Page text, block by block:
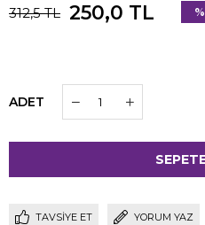
312,5 TL 250,0 TL %
ADET
TAVSIYE ET YORUM YAZ